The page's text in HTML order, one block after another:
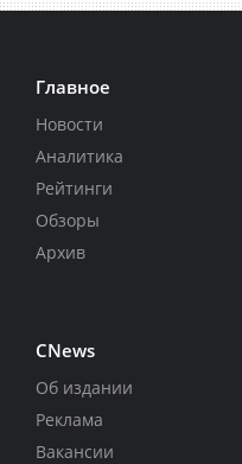
Главное
Новости
Аналитика
Рейтинги
Обзоры
Архив
CNews
Об издании
Реклама
Вакансии